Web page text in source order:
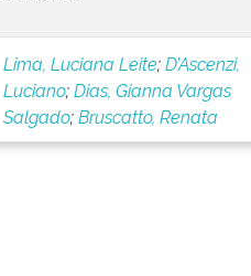
Lima, Luciana Leite;D’Ascenzi,
Luciano;Dias, Gianna Vargas
Salgado;Bruscatto, Renata